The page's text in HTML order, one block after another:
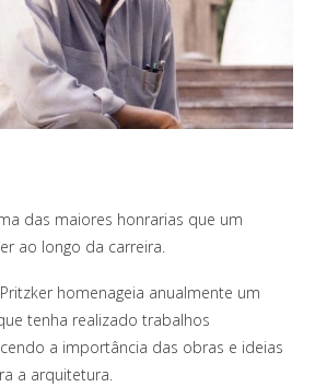
das maiores honrarias que um
ao longo da carreira.
homenageia anualmente um
tenha realizado trabalhos
a importância das obras e ideias
a arquitetura.